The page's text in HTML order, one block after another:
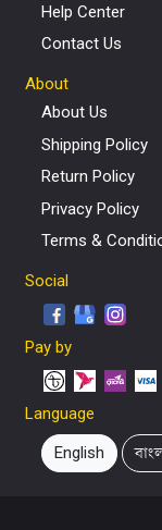
Help Center
Contact Us
About
About Us
Shipping Policy
Return Policy
Privacy Policy
Terms &
Social
Pay by
Language
English